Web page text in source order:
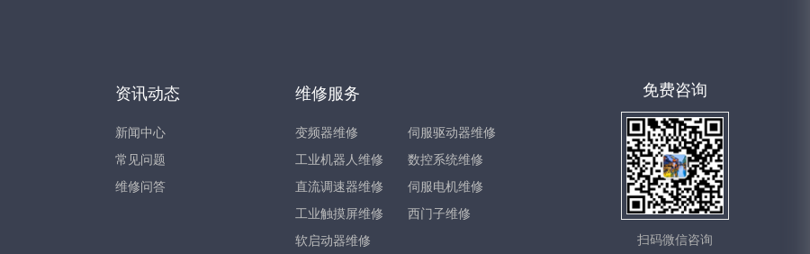
资讯动态
新闻中心
常见问题
维修问答
维修服务
变频器维修
伺服驱动器维修
工业机器人维修
数控系统维修
直流调速器维修
伺服电机维修
工业触摸屏维修
西门子维修
软启动器维修
免费咨询
扫码微信咨询